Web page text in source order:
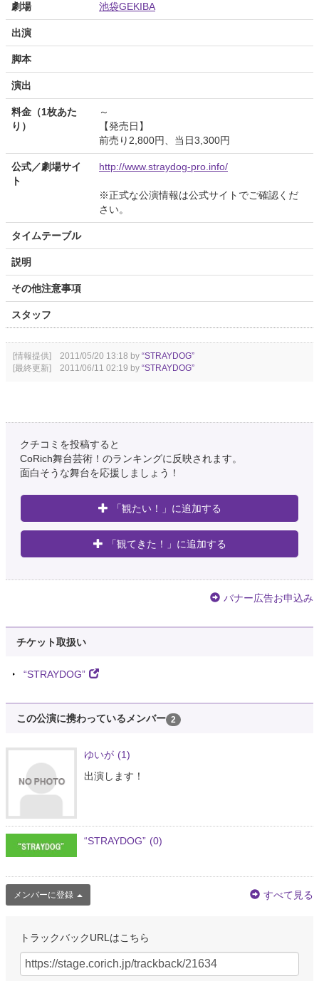
劇場 池袋GEKIBA
出演
脚本
演出
料金（1枚あた
り）
～
【発売日】
前売り2,800円、当日3,300円
公式／劇場サイ
ト
http://www.straydog-pro.info/
※正式な公演情報は公式サイトでご確認くだ
さい。
タイムテーブル
説明
その他注意事項
スタッフ
[情報提供] 2011/05/20 13:18 by “STRAYDOG”
[最終更新] 2011/06/11 02:19 by “STRAYDOG”
クチコミを投稿すると
CoRich舞台芸術！のランキングに反映されます。
面白そうな舞台を応援しましょう！
「観たい！」に追加する
「観てきた！」に追加する
バナー広告お申込み
チケット取扱い
“STRAYDOG”
この公演に携わっているメンバー 2
ゆいが (1)
出演します！
“STRAYDOG” (0)
メンバーに登録 すべて見る
トラックバックURLはこちら